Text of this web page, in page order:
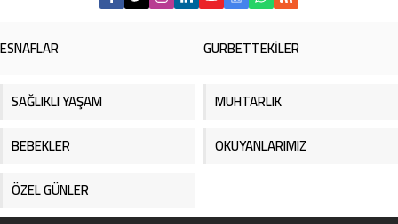
ESNAFLAR GURBETTEKİLER
SAĞLIKLI YAŞAM
MUHTARLIK
BEBEKLER
OKUYANLARIMIZ
ÖZEL GÜNLER